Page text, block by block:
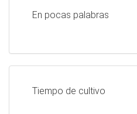
En pocas palabras
Tiempo de cultivo